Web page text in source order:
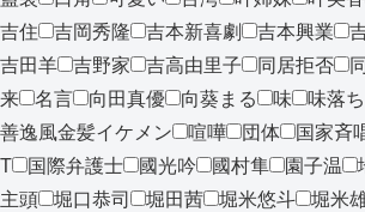
吉住
吉岡秀隆 吉本新喜劇 吉本興業
吉田羊
吉野家 吉高由里子 同居拒否
来
名言 向田真優 向葵まる 味 味落
善逸風金髪イケメン
喧嘩 団体 国家斉
T
国際弁護士 國光吟 國村隼 園子温
主頭
堀口恭司 堀田茜 堀米悠斗 堀米